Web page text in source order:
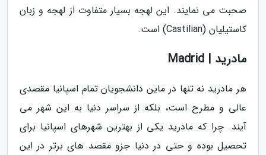
صحبت می نمایند. این لهجه بسیار متفاوت از لهجه و زبان
کاستیلیان (Castilian) است.
مادرید | Madrid
هر مادرید نه تنها در ماین دانشجویان تمام اسپانیا مقصدی
عالی و مطرح است، بلکه از سراسر دنیا به این شهر می
آیند. چرا که مادرید یکی از بهترین شهرهای اسپانیا برای
تحصیل بوده و حتی در دنیا جزو مقصد های برتر در این